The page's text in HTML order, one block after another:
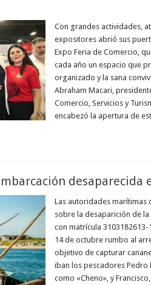
Con grandes actividades,
expositores abrió sus
Expo Feria de Comercio,
cada año un espacio que
organizado y la sana
Abraham Macari,
Comercio, Servicios y
encabezó la apertura de
desaparecida
Las autoridades marítimas
sobre la desaparición de la
con matrícula
14 de octubre rumbo al
objetivo de capturar
iban los pescadores Pedro
como «Cheno», y